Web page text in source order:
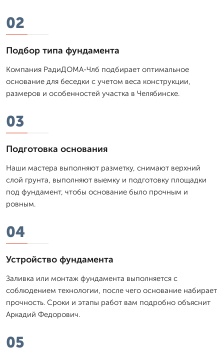
02
Подбор типа фундамента
Компания РадиДОМА-Члб подбирает оптимальное
основание для беседки с учетом веса конструкции,
размеров и особенностей участка в Челябинске.
03
Подготовка основания
Наши мастера выполняют разметку, снимают верхний
слой грунта, выполняют выемку и подготовку площадки
под фундамент, чтобы основание было прочным и
ровным.
04
Устройство фундамента
Заливка или монтаж фундамента выполняется с
соблюдением технологии, после чего основание набирает
прочность. Сроки и этапы работ вам подробно объяснит
Аркадий Федорович.
05